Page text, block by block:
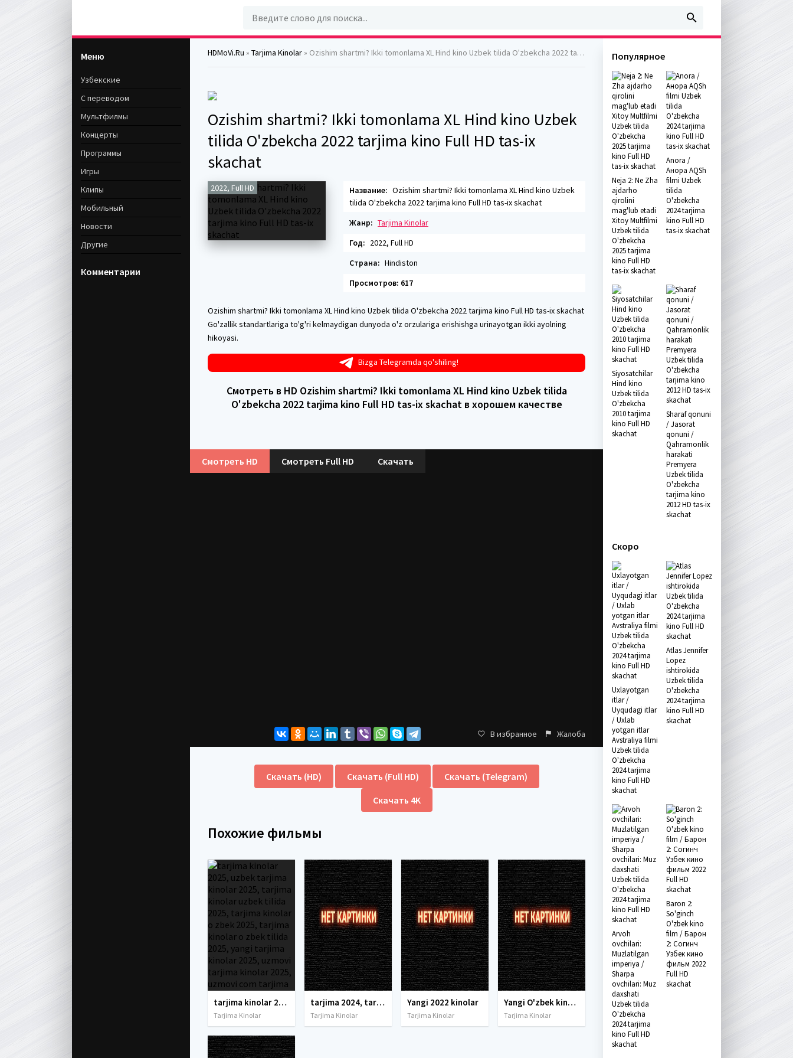
HDMoVi.Ru » Tarjima Kinolar » Ozishim shartmi? Ikki tomonlama XL Hind kino Uzbek tilida O'zbekcha 2022 tarjima kino Full HD tas-ix skachat
Ozishim shartmi? Ikki tomonlama XL Hind kino Uzbek
tilida O'zbekcha 2022 tarjima kino Full HD tas-ix
skachat
2022, Full HD Название: Ozishim shartmi? Ikki tomonlama XL Hind kino Uzbek
tilida O'zbekcha 2022 tarjima kino Full HD tas-ix skachat
Жанр: Tarjima Kinolar
Год: 2022, Full HD
Страна: Hindiston
Просмотров: 617
Ozishim shartmi? Ikki tomonlama XL Hind kino Uzbek tilida O'zbekcha 2022 tarjima kino Full HD tas-ix skachat
Go'zallik standartlariga to'g'ri kelmaydigan dunyoda o'z orzulariga erishishga urinayotgan ikki ayolning
hikoyasi.
Bizga Telegramda qo'shiling!
Смотреть в HD Ozishim shartmi? Ikki tomonlama XL Hind kino Uzbek tilida
O'zbekcha 2022 tarjima kino Full HD tas-ix skachat в хорошем качестве
Смотреть HD Смотреть Full HD Скачать
В избранное Жалоба
Скачать (HD) Скачать (Full HD)
Скачать (Telegram)
Скачать 4K
Похожие фильмы
tarjima kinolar 2025, uzbek tarjima kinolar 2025, tarjima kinolar uzbek tilida 2025, tarjima kinolar o zbek 2025, tarjima kinolar o zbek tilida 2025, yangi tarjima kinolar 2025, uzmovi tarjima kinolar 2025, uzmovi com tarjima kinolar 2025, uzbekcha t
Tarjima Kinolar
tarjima 2024, tarjima kinolar 2024, uzbek tarjima 2024, tarjima kinolar tilida tilida 2024, uzbek tilida tarjima 2024, kino tarjima 2024, uzbek tarjima kinolar 2024, tarjima kinolar 2024 uzbek tilida, tarjima kinolar 2024 o zbek, tarjima kinolar 2024
Tarjima Kinolar
Yangi 2022 kinolar
Tarjima Kinolar
Yangi O'zbek kinolar 2010-2011-2012-2013-2014-2015-2016-2017-2018-2019-2020-2021-2022-2023-2024-2025 O'zbek tilida Uzbek tarjima Full HD
Tarjima Kinolar
Меню
Узбекские
С переводом
Мультфилмы
Концерты
Программы
Игры
Клипы
Мобильный
Новости
Другие
Комментарии
Популярное
Neja 2: Ne Zha
ajdarho
qirolini
mag'lub etadi
Xitoy Multfilmi
Uzbek tilida
O'zbekcha
2025 tarjima
kino Full HD
tas-ix skachat
Anora /
Анора AQSh
filmi Uzbek
tilida
O'zbekcha
2024 tarjima
kino Full HD
tas-ix skachat
Siyosatchilar
Hind kino
Uzbek tilida
O'zbekcha
2010 tarjima
kino Full HD
skachat
Sharaf qonuni
/ Jasorat
qonuni /
Qahramonlik
harakati
Premyera
Uzbek tilida
O'zbekcha
tarjima kino
2012 HD tas-ix
skachat
Скоро
Uxlayotgan
itlar /
Uyqudagi itlar
/ Uxlab
yotgan itlar
Avstraliya filmi
Uzbek tilida
O'zbekcha
2024 tarjima
kino Full HD
skachat
Atlas Jennifer
Lopez
ishtirokida
Uzbek tilida
O'zbekcha
2024 tarjima
kino Full HD
skachat
Arvoh
ovchilari:
Muzlatilgan
imperiya /
Sharpa
ovchilari: Muz
daxshati
Uzbek tilida
O'zbekcha
2024 tarjima
kino Full HD
skachat
Baron 2:
So'ginch
O'zbek kino
film / Барон
2: Согинч
Узбек кино
фильм 2022
Full HD
skachat